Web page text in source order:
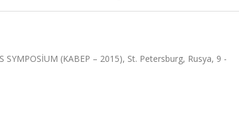
SYMPOSİUM (KABEP – 2015), St. Petersburg, Rusya, 9 -